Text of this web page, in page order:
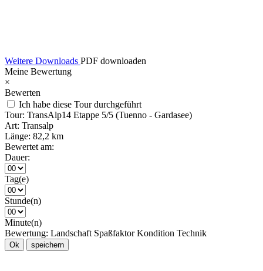
Weitere Downloads PDF downloaden
Meine Bewertung
×
Bewerten
Ich habe diese Tour durchgeführt
Tour: TransAlp14 Etappe 5/5 (Tuenno - Gardasee)
Art: Transalp
Länge: 82,2 km
Bewertet am:
Dauer:
Tag(e)
Stunde(n)
Minute(n)
Bewertung: Landschaft Spaßfaktor Kondition Technik
Ok speichern